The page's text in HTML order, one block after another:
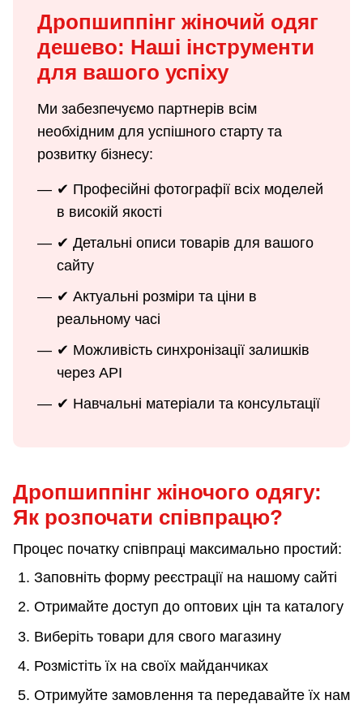
Дропшиппінг жіночий одяг
дешево: Наші інструменти
для вашого успіху
Ми забезпечуємо партнерів всім
необхідним для успішного старту та
розвитку бізнесу:
✔ Професійні фотографії всіх моделей
в високій якості
✔ Детальні описи товарів для вашого
сайту
✔ Актуальні розміри та ціни в
реальному часі
✔ Можливість синхронізації залишків
через API
✔ Навчальні матеріали та консультації
Дропшиппінг жіночого одягу:
Як розпочати співпрацю?
Процес початку співпраці максимально простий:
Заповніть форму реєстрації на нашому сайті
Отримайте доступ до оптових цін та каталогу
Виберіть товари для свого магазину
Розмістіть їх на своїх майданчиках
Отримуйте замовлення та передавайте їх нам